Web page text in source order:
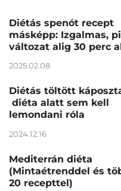
Diétás spenót recept
másképp: Izgalmas,
változat alig 30 perc
2025.02.08
Diétás töltött
diéta alatt sem kell
lemondani róla
2024.12.16
Mediterrán diéta
(Mintaétrenddel és
20 recepttel)